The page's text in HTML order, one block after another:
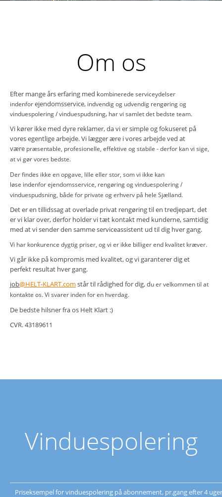
Om os
Efter mange års erfaring med kombinerede serviceydelser
indenforejendomsservice, indvendig og udvendig rengøring og
vinduespolering / vinduespudsning, har vi samlet det bedste team.
Vi kører ikke med dyre reklamer, da vi er simple og fokuseret på
vores egentlige arbejde. Vi lægger ære i vores arbejde ved at
være præsentable, profesionelle, effektive og stabile -derfor kan vi sige,
at vi gør vores bedste.
Der findes ikke en opgave, lille eller stor, som vi ikke kan
løse indenforejendomsservice, rengøring og vinduespolering /
vinduespudsning, både for private og erhverv på hele Sjælland.
Det er en tillidssag at overlade privat rengøring til en tredjepart, det
er vi klar over, derfor holder vi tæt kontakt med kunderne, samtidig
med at vi sender den samme serviceassistent ud til dig hver gang.
Vi har konkurence dygtig priser, og vi er ikke billiger end kvalitet kræver.
Vi går ikke på kompromis med kvalitet, og vi garanterer dig et
perfekt resultat hver gang.
job@HELT-KLART.com står til rådighed for dig, du er velkommen til at
kontakte os. Vi svarer inden for en hverdag.
De bedste hilsner fra os Helt Klart :)
CVR. 43189611
Vinduespolering
Priseksempel for vinduespolering på abonnement, pr.gang efter 4